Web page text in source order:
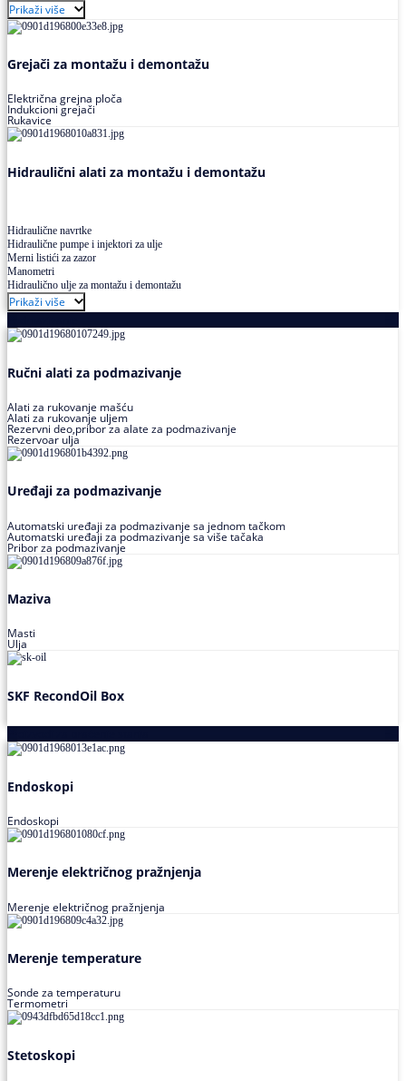
Prikaži više
Grejači za montažu i demontažu
Električna grejna ploča
Indukcioni grejači
Rukavice
Hidraulični alati za montažu i demontažu
Hidraulične navrtke
Hidraulične pumpe i injektori za ulje
Merni listići za zazor
Manometri
Hidraulično ulje za montažu i demontažu
Prikaži više
Ručni alati za podmazivanje
Alati za rukovanje mašću
Alati za rukovanje uljem
Rezervni deo,pribor za alate za podmazivanje
Rezervoar ulja
Uređaji za podmazivanje
Automatski uređaji za podmazivanje sa jednom tačkom
Automatski uređaji za podmazivanje sa više tačaka
Pribor za podmazivanje
Maziva
Masti
Ulja
SKF RecondOil Box
Endoskopi
Endoskopi
Merenje električnog pražnjenja
Merenje električnog pražnjenja
Merenje temperature
Sonde za temperaturu
Termometri
Stetoskopi